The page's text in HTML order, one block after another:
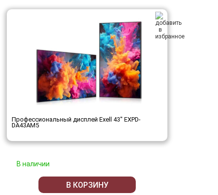
Профессиональный дисплей Exell 43" EXPD-
DA43AM5
В наличии
В КОРЗИНУ